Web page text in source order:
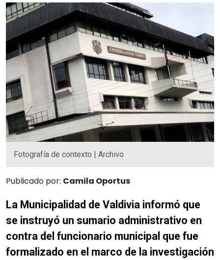
Fotografía de contexto | Archivo
Publicado por: Camila Oportus
La Municipalidad de Valdivia informó que
se instruyó un sumario administrativo en
contra del funcionario municipal que fue
formalizado en el marco de la investigación